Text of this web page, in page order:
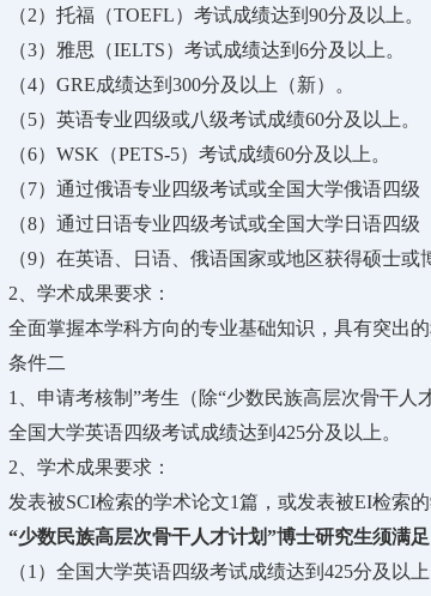
（2）托福（TOEFL）考试成绩达到90分及以上。
（3）雅思（IELTS）考试成绩达到6分及以上。
（4）GRE成绩达到300分及以上（新）。
（5）英语专业四级或八级考试成绩60分及以上。
（6）WSK（PETS-5）考试成绩60分及以上。
（7）通过俄语专业四级考试或全国大学俄语四
（8）通过日语专业四级考试或全国大学日语四级
（9）在英语、日语、俄语国家或地区获得硕士或
2、学术成果要求：
全面掌握本学科方向的专业基础知识，具有突出
条件二
1、申请考核制”考生（除“少数民族高层次骨干人
全国大学英语四级考试成绩达到425分及以上。
2、学术成果要求：
发表被SCI检索的学术论文1篇，或发表被EI检索
“少数民族高层次骨干人才计划”博士研究生须满足
（1）全国大学英语四级考试成绩达到425分及以上